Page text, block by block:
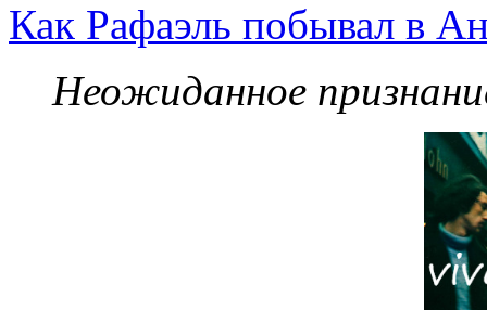
Как Рафаэль побывал в
Неожиданное